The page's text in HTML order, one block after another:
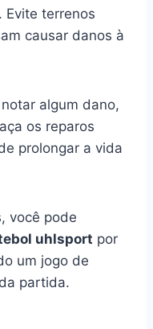
Evite terrenos
causar danos à
notar algum dano,
os reparos
prolongar a vida
você pode
uhlsport por
um jogo de
partida.